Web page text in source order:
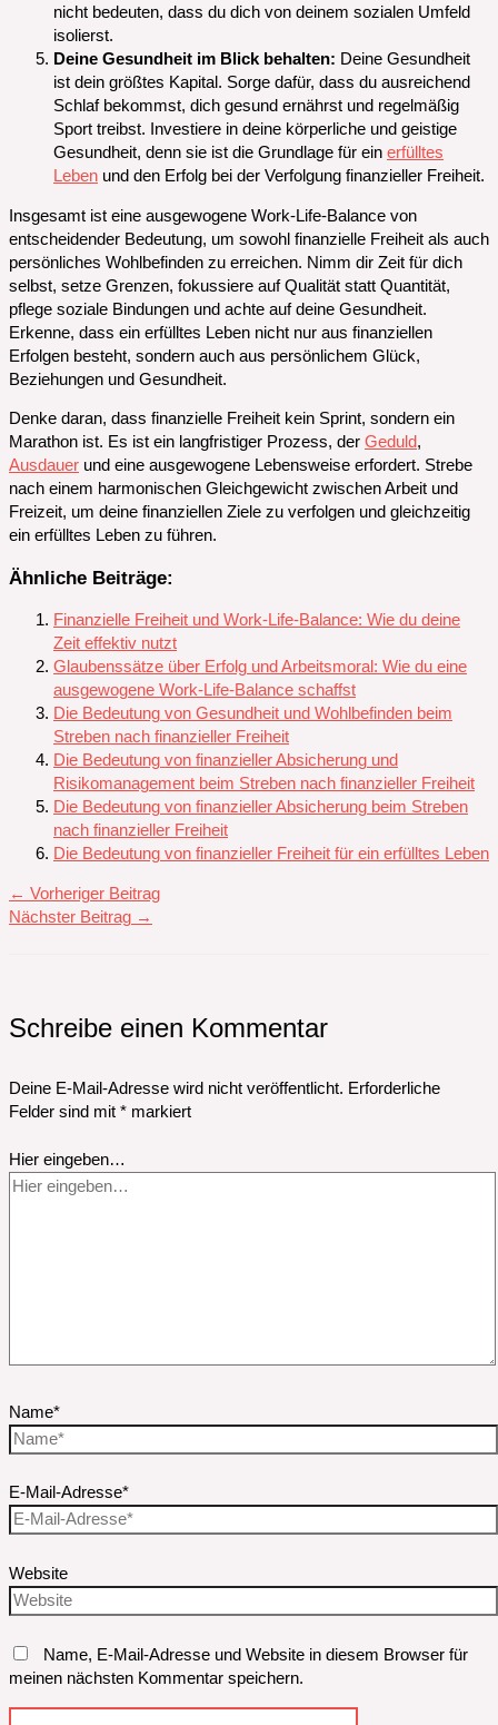
nicht bedeuten, dass du dich von deinem sozialen Umfeld
isolierst.
Deine Gesundheit im Blick behalten: Deine Gesundheit
ist dein größtes Kapital. Sorge dafür, dass du ausreichend
Schlaf bekommst, dich gesund ernährst und regelmäßig
Sport treibst. Investiere in deine körperliche und geistige
Gesundheit, denn sie ist die Grundlage für ein erfülltes
Leben und den Erfolg bei der Verfolgung finanzieller Freiheit.
Insgesamt ist eine ausgewogene Work-Life-Balance von
entscheidender Bedeutung, um sowohl finanzielle Freiheit als auch
persönliches Wohlbefinden zu erreichen. Nimm dir Zeit für dich
selbst, setze Grenzen, fokussiere auf Qualität statt Quantität,
pflege soziale Bindungen und achte auf deine Gesundheit.
Erkenne, dass ein erfülltes Leben nicht nur aus finanziellen
Erfolgen besteht, sondern auch aus persönlichem Glück,
Beziehungen und Gesundheit.
Denke daran, dass finanzielle Freiheit kein Sprint, sondern ein
Marathon ist. Es ist ein langfristiger Prozess, der Geduld,
Ausdauer und eine ausgewogene Lebensweise erfordert. Strebe
nach einem harmonischen Gleichgewicht zwischen Arbeit und
Freizeit, um deine finanziellen Ziele zu verfolgen und gleichzeitig
ein erfülltes Leben zu führen.
Ähnliche Beiträge:
Finanzielle Freiheit und Work-Life-Balance: Wie du deine
Zeit effektiv nutzt
Glaubenssätze über Erfolg und Arbeitsmoral: Wie du eine
ausgewogene Work-Life-Balance schaffst
Die Bedeutung von Gesundheit und Wohlbefinden beim
Streben nach finanzieller Freiheit
Die Bedeutung von finanzieller Absicherung und
Risikomanagement beim Streben nach finanzieller Freiheit
Die Bedeutung von finanzieller Absicherung beim Streben
nach finanzieller Freiheit
Die Bedeutung von finanzieller Freiheit für ein erfülltes Leben
← Vorheriger Beitrag
Nächster Beitrag →
Schreibe einen Kommentar
Deine E-Mail-Adresse wird nicht veröffentlicht. Erforderliche
Felder sind mit * markiert
Hier eingeben…
Name*
E-Mail-Adresse*
Website
Name, E-Mail-Adresse und Website in diesem Browser für
meinen nächsten Kommentar speichern.